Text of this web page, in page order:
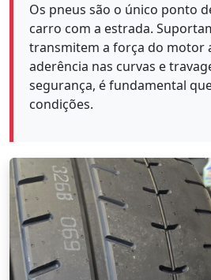
Os pneus são o único ponto
carro com a estrada.
transmitem a força do motor
aderência nas curvas e
segurança, é fundamental
condições.